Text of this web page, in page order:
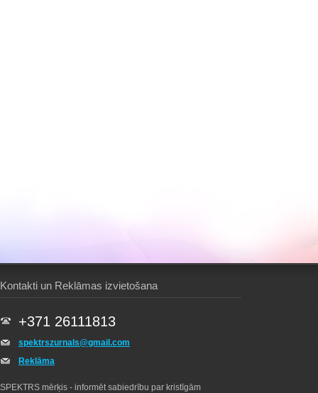
Kontakti un Reklāmas izvietošana
+371 26111813
spektrszurnals@gmail.com
Reklāma
SPEKTRS mērķis - informēt sabiedrību par kristīgām